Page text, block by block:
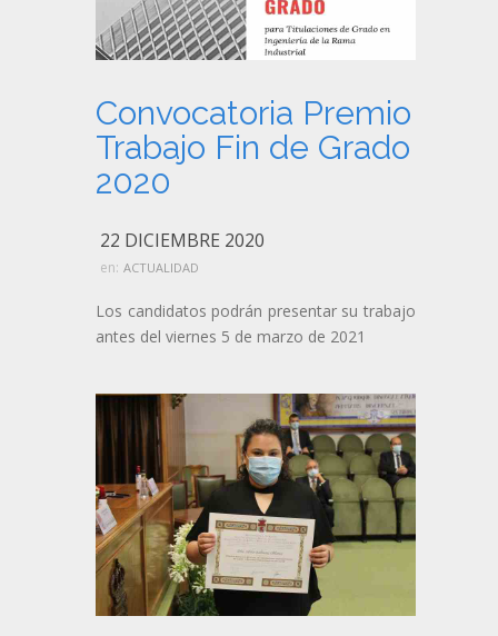
Convocatoria Premio
Trabajo Fin de Grado
2020
22 DICIEMBRE 2020
en: ACTUALIDAD
Los candidatos podrán presentar su trabajo
antes del viernes 5 de marzo de 2021